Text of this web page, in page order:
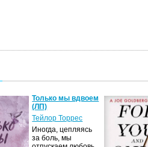
Только мы вдвоем
(ЛП)
Тейлор Торрес
Иногда, цепляясь
за боль, мы